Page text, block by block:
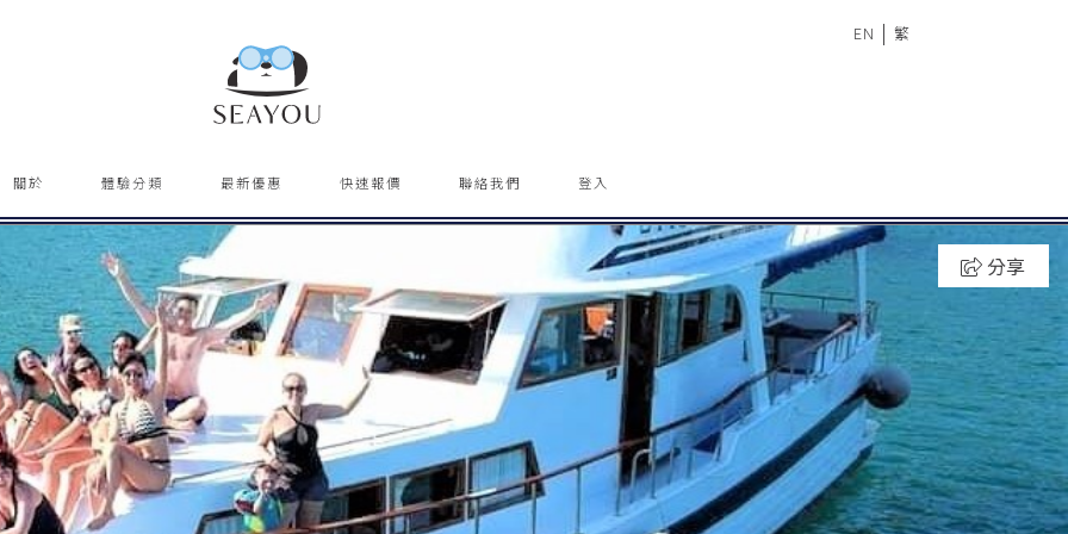
EN | 繁
關於 體驗分類 最新優惠 快速報價 聯絡我們 登入
分享